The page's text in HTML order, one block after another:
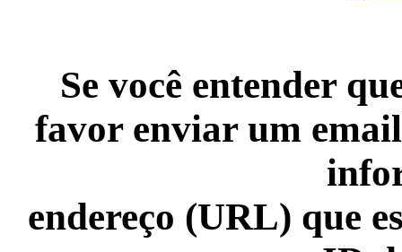
Se você entender
favor enviar um
endereço (URL) que